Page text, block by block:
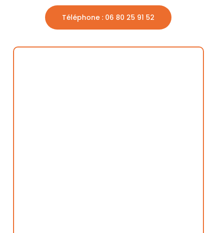
Téléphone : 06 80 25 91 52